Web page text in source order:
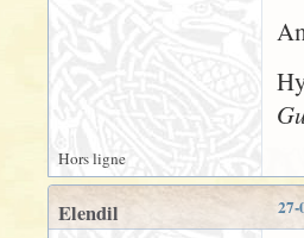
Hors ligne
27-
Elendil